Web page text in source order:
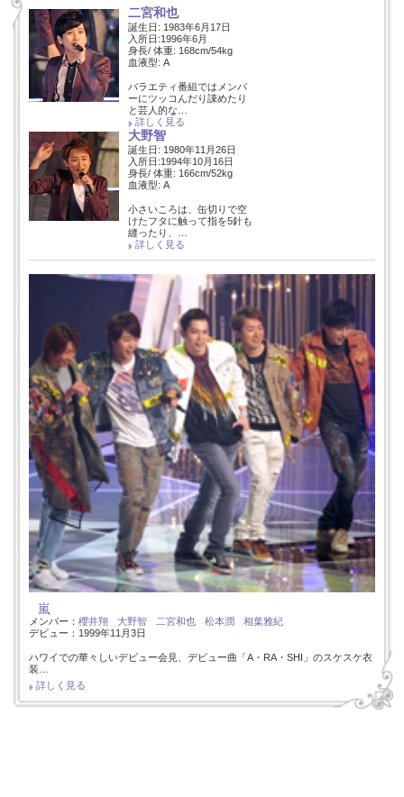
二宮和也
誕生日: 1983年6月17日
入所日:1996年6月
身長/ 体重: 168cm/54kg
血液型: A
バラエティ番組ではメンバ
ーにツッコんだり諌めたり
と芸人的な…
詳しく見る
大野智
誕生日: 1980年11月26日
入所日:1994年10月16日
身長/ 体重: 166cm/52kg
血液型: A
小さいころは、缶切りで空
けたフタに触って指を5針も
縫ったり、…
詳しく見る
嵐
メンバー： 櫻井翔 大野智 二宮和也 松本潤
相葉雅紀
デビュー：1999年11月3日
ハワイでの華々しいデビュー会見、デビュー曲「A・RA・SHI」のスケスケ衣
装…
詳しく見る